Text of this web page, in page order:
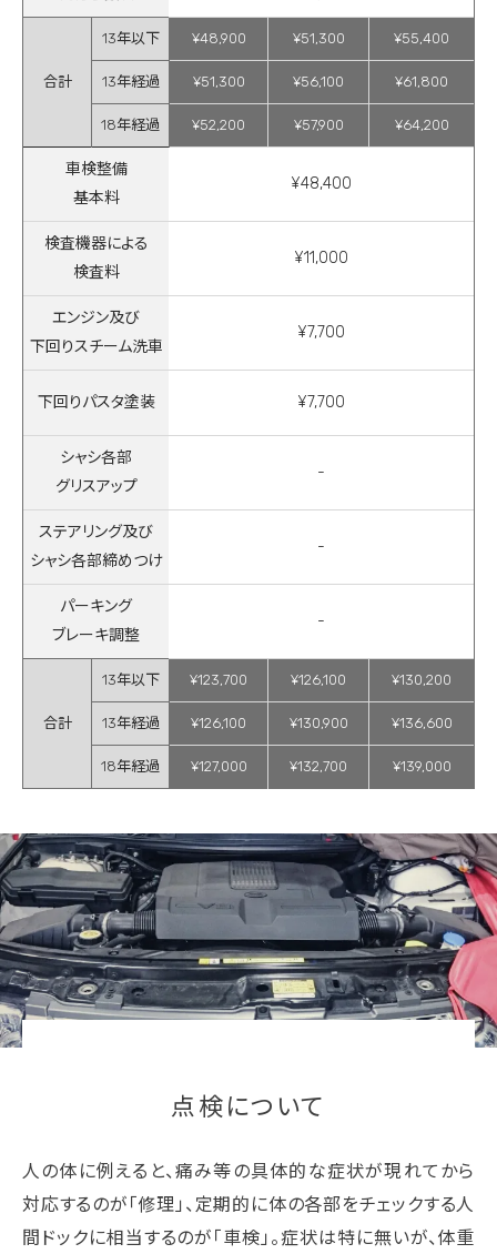
合計
13年以下 ¥48,900 ¥51,300 ¥55,400
13年経過 ¥51,300 ¥56,100 ¥61,800
18年経過 ¥52,200 ¥57,900 ¥64,200
車検整備
基本料
¥48,400
検査機器による
検査料
¥11,000
エンジン及び
下回りスチーム洗車
¥7,700
下回りパスタ塗装 ¥7,700
シャシ各部
グリスアップ
-
ステアリング及び
シャシ各部締めつけ
-
パーキング
ブレーキ調整
-
合計
13年以下 ¥123,700 ¥126,100 ¥130,200
13年経過 ¥126,100 ¥130,900 ¥136,600
18年経過 ¥127,000 ¥132,700 ¥139,000
点検について
人の体に例えると、痛み等の具体的な症状が現れてから
対応するのが「修理」、定期的に体の各部をチェックする人
間ドックに相当するのが「車検」。症状は特に無いが、体重